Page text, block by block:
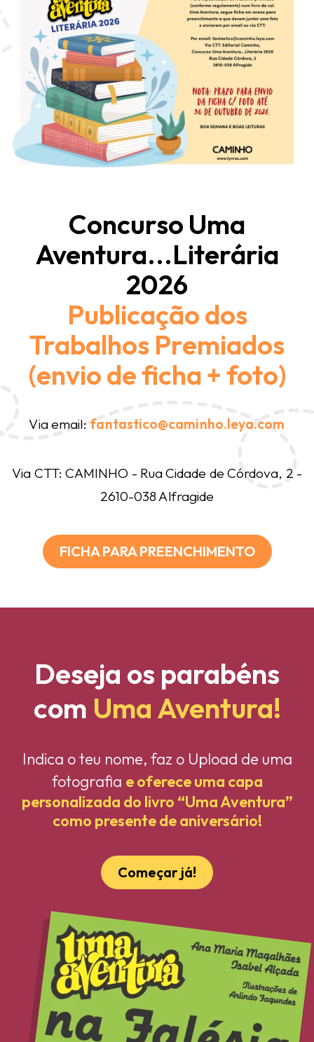
Concurso Uma
Aventura...Literária
2026
Publicação dos
Trabalhos Premiados
(envio de ficha + foto)
Via email:fantastico@caminho.leya.com
Via CTT: CAMINHO - Rua Cidade de Córdova, 2 -
2610-038 Alfragide
FICHA PARA PREENCHIMENTO
Deseja os parabéns
com Uma Aventura!
Indica o teu nome, faz o Upload de uma
fotografia e oferece uma capa
personalizada do livro “Uma Aventura”
como presente de aniversário!
Começar já!